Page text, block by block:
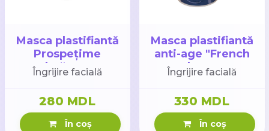
Masca plastifiantă
Prospețime
Polară 200gr
Îngrijire facială
280 MDL
În coș
Masca plastifiantă
anti-age "French
Paradox" 200gr
Îngrijire facială
330 MDL
În coș